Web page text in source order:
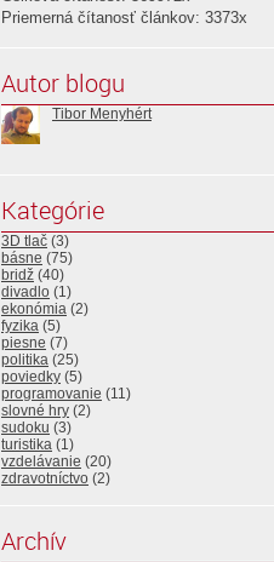
Priemerná čítanosť článkov: 3373x
Autor blogu
Tibor Menyhért
Kategórie
3D tlač (3)
básne (75)
bridž (40)
divadlo (1)
ekonómia (2)
fyzika (5)
piesne (7)
politika (25)
poviedky (5)
programovanie (11)
slovné hry (2)
sudoku (3)
turistika (1)
vzdelávanie (20)
zdravotníctvo (2)
Archív